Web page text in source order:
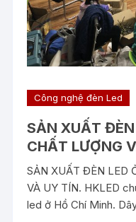
Công nghệ đèn Led
SẢN XUẤT ĐÈN
CHẤT LƯỢNG
SẢN XUẤT ĐÈN LED
VÀ UY TÍN. HKLED
led ở Hồ Chí Minh.